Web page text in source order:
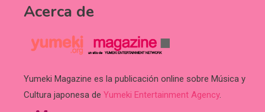
Acerca de
Yumeki Magazine es la publicación online sobre Música y
Cultura japonesa de Yumeki Entertainment Agency.